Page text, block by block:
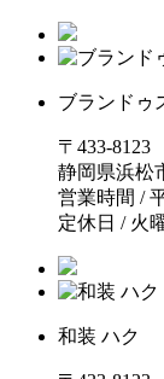
ブランドゥ
〒433-8123
静岡県浜松
営業時間 /
定休日 / 火
和装 ハク